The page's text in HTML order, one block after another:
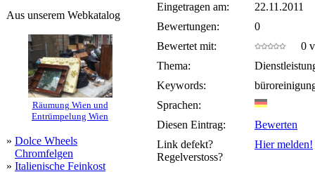
Aus unserem Webkatalog
Räumung Wien und
Entrümpelung Wien
» Dolce Wheels
Chromfelgen
» Italienische Feinkost
Eingetragen am:
22.11.2011
Bewertungen:
0
Bewertet mit:
0
Thema:
Keywords:
Sprachen:
Diesen Eintrag:
Bewerten
Link defekt?
Regelverstoss?
Hier melden!